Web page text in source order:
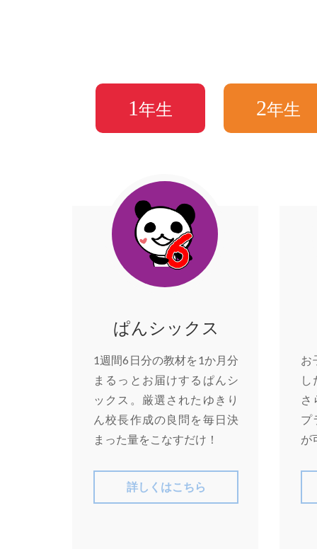
1年生 2年生
ぱんシックス
1週間6日分の教材を1か月分
まるっとお届けするぱんシ
ックス。厳選されたゆきり
ん校長作成の良問を毎日決
まった量をこなすだけ！
詳しくはこちら
お
さ
プ
が